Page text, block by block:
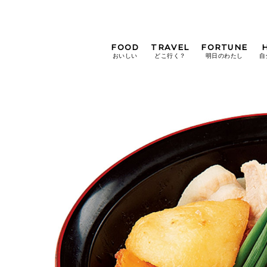
FOOD
おいしい
TRAVEL
どこ行く？
FORTUNE
明日のわたし
[12星座別] Monthly
Holoscope
女神まり愛の
タロットメッセージ
[算命学] 星読みハナコの月巡り
自
#シュークリーム #パン
#京都